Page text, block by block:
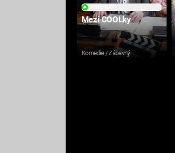
Mezi COOLky
Komedie / Zábavný